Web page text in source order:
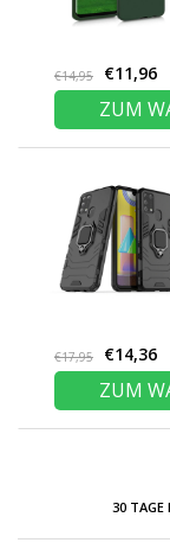
€14,95 €11,96
ZUM
€17,95 €14,36
ZUM